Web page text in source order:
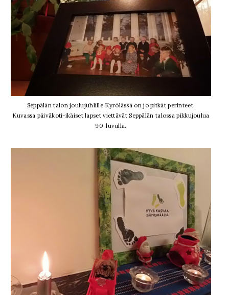
Seppälän talon joulujuhlille Kyrölässä on jo pitkät perinteet.
Kuvassa päiväkoti-ikäiset lapset viettävät Seppälän talossa pikkujoulua
90-luvulla.